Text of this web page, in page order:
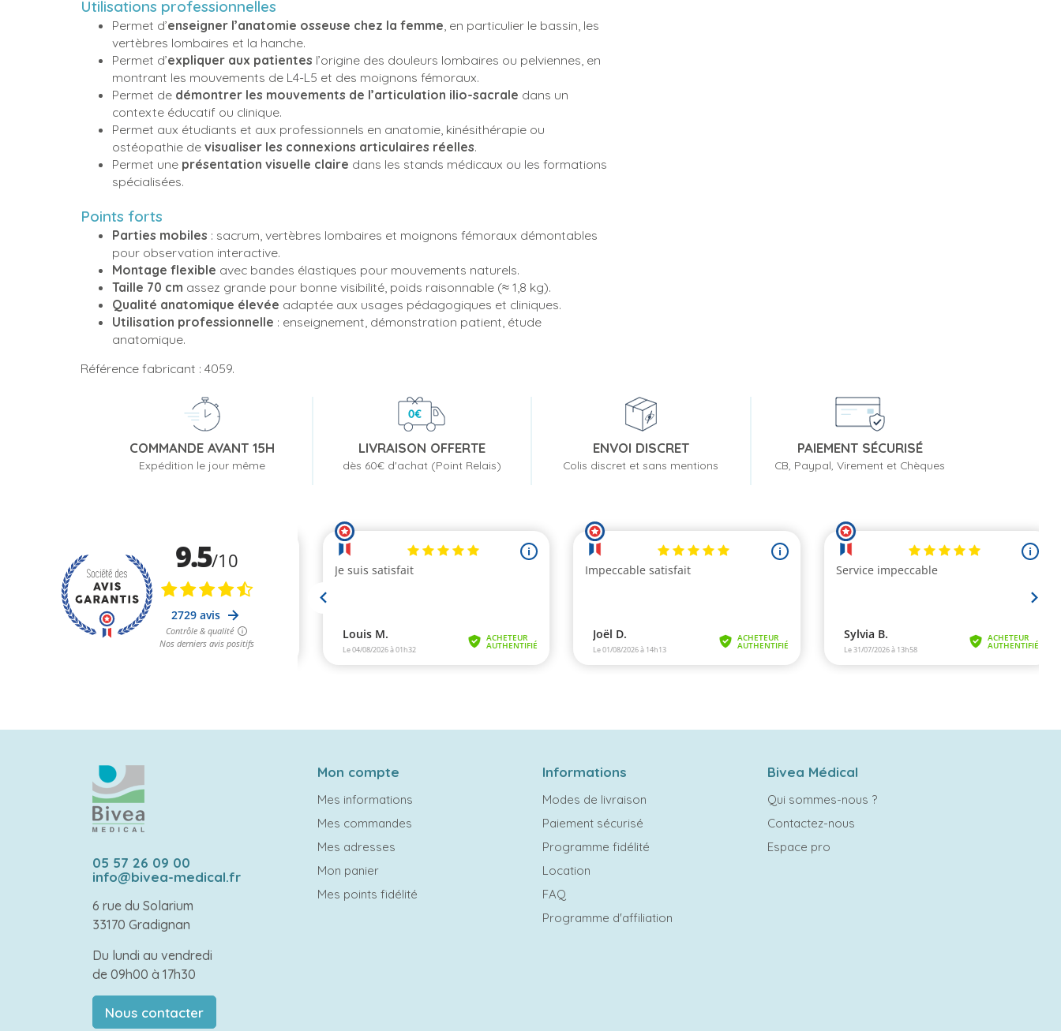
Utilisations professionnelles
Permet d’enseigner l’anatomie osseuse chez la femme, en particulier le bassin, les
vertèbres lombaires et la hanche.
Permet d’expliquer aux patientes l’origine des douleurs lombaires ou pelviennes, en
montrant les mouvements de L4-L5 et des moignons fémoraux.
Permet de démontrer les mouvements de l’articulation ilio-sacrale dans un
contexte éducatif ou clinique.
Permet aux étudiants et aux professionnels en anatomie, kinésithérapie ou
ostéopathie de visualiser les connexions articulaires réelles.
Permet une présentation visuelle claire dans les stands médicaux ou les formations
spécialisées.
Points forts
Parties mobiles : sacrum, vertèbres lombaires et moignons fémoraux démontables
pour observation interactive.
Montage flexible avec bandes élastiques pour mouvements naturels.
Taille 70 cm assez grande pour bonne visibilité, poids raisonnable (≈ 1,8 kg).
Qualité anatomique élevée adaptée aux usages pédagogiques et cliniques.
Utilisation professionnelle : enseignement, démonstration patient, étude
anatomique.
Référence fabricant : 4059.
COMMANDE AVANT 15H
Expédition le jour même
LIVRAISON OFFERTE
dès 60€ d'achat (Point Relais)
ENVOI DISCRET
Colis discret et sans mentions
PAIEMENT SÉCURISÉ
CB, Paypal, Virement et Chèques
05 57 26 09 00
info@bivea-medical.fr
6 rue du Solarium
33170 Gradignan
Du lundi au vendredi
de 09h00 à 17h30
Nous contacter
Mon compte
Mes informations
Mes commandes
Mes adresses
Mon panier
Mes points fidélité
Informations
Modes de livraison
Paiement sécurisé
Programme fidélité
Location
FAQ
Programme d'affiliation
Bivea Médical
Qui sommes-nous ?
Contactez-nous
Espace pro